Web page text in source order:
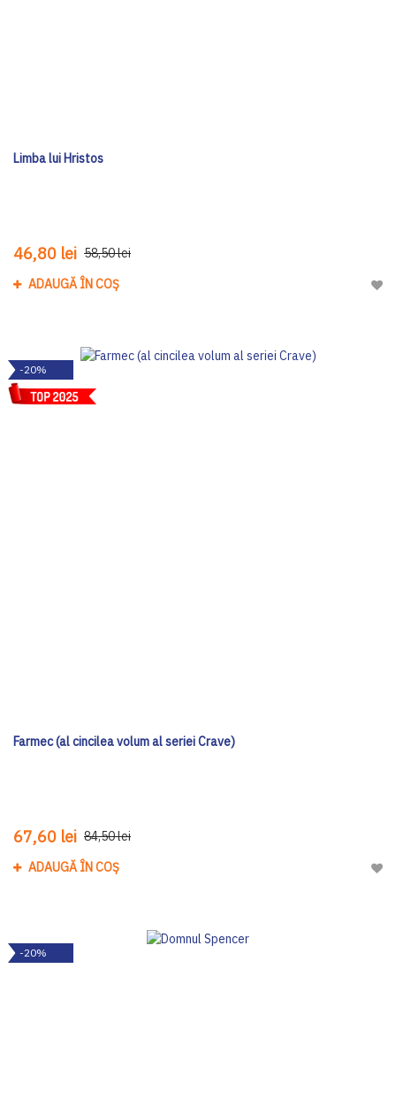
Limba lui Hristos
46,80 lei 58,50 lei
ADAUGĂ ÎN COȘ
-20%
Farmec (al cincilea volum al seriei Crave)
67,60 lei 84,50 lei
ADAUGĂ ÎN COȘ
-20%